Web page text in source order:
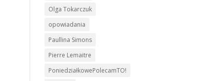
Olga Tokarczuk
opowiadania
Paullina Simons
Pierre Lemaitre
PoniedziałkowePolecamTO!